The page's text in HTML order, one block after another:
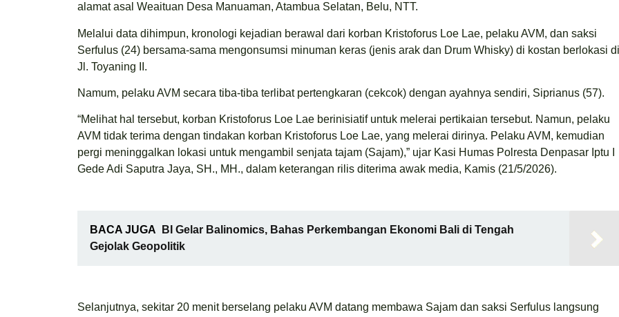
alamat asal Weaituan Desa Manuaman, Atambua Selatan, Belu, NTT.
Melalui data dihimpun, kronologi kejadian berawal dari korban Kristoforus Loe Lae, pelaku AVM, dan saksi
Serfulus (24) bersama-sama mengonsumsi minuman keras (jenis arak dan Drum Whisky) di kostan berlokasi di
Jl. Toyaning II.
Namum, pelaku AVM secara tiba-tiba terlibat pertengkaran (cekcok) dengan ayahnya sendiri, Siprianus (57).
“Melihat hal tersebut, korban Kristoforus Loe Lae berinisiatif untuk melerai pertikaian tersebut. Namun, pelaku
AVM tidak terima dengan tindakan korban Kristoforus Loe Lae, yang melerai dirinya. Pelaku AVM, kemudian
pergi meninggalkan lokasi untuk mengambil senjata tajam (Sajam),” ujar Kasi Humas Polresta Denpasar Iptu I
Gede Adi Saputra Jaya, SH., MH., dalam keterangan rilis diterima awak media, Kamis (21/5/2026).
BACA JUGA
BI Gelar Balinomics, Bahas Perkembangan Ekonomi Bali di Tengah
Gejolak Geopolitik
Selanjutnya, sekitar 20 menit berselang pelaku AVM datang membawa Sajam dan saksi Serfulus langsung